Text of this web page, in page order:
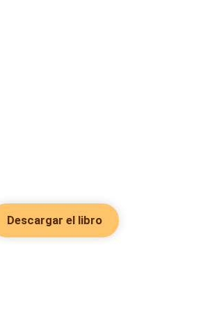
Descargar el libro